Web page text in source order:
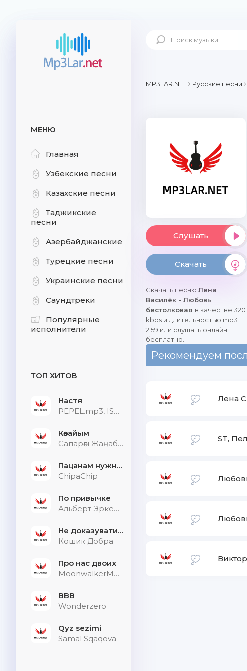
МЕНЮ
Главная
Узбекские песни
Казахские песни
Таджикские
песни
Азербайджанские
Турецкие песни
Украинские песни
Саундтреки
Популярные
исполнители
ТОП ХИТОВ
Настя
PEPEL.mp3, ISVNBITOV, Alfredovich
Көзайым
Сапарәлі Жаңабек
Пацанам нужна дыхалка
ChipaChip
По привычке
Альберт Эркенов
Не доказувати тим, хто не слухає
Кошик Добра
Про нас двоих
MoonwalkerMusic
BBB
Wonderzero
Qyz sezimi
Samal Sqaqova
MP3LAR.NET Русские песни
Слушать
Скачать
Скачать песню Лена
Василёк - Любовь
бестолковая в качестве 320
kbps и длительностью mp3
2:59 или слушать онлайн
бесплатно.
Рекомендуем
Лена
ST,